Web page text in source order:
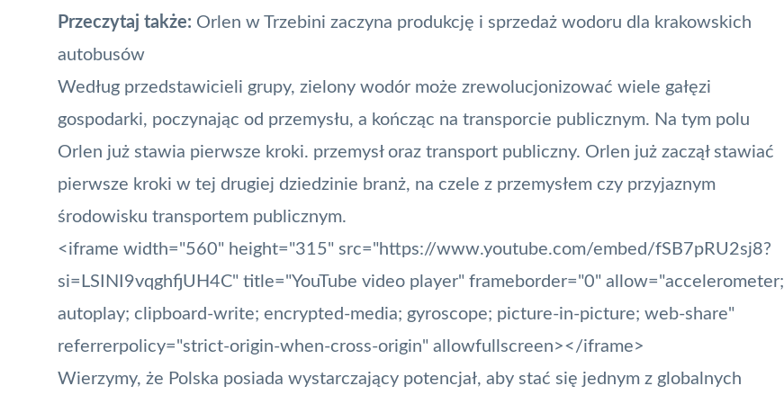
Przeczytaj także: Orlen w Trzebini zaczyna produkcję i sprzedaż wodoru dla krakowskich
autobusów
Według przedstawicieli grupy, zielony wodór może zrewolucjonizować wiele gałęzi
gospodarki, poczynając od przemysłu, a kończąc na transporcie publicznym. Na tym polu
Orlen już stawia pierwsze kroki. przemysł oraz transport publiczny. Orlen już zaczął stawiać
pierwsze kroki w tej drugiej dziedzinie branż, na czele z przemysłem czy przyjaznym
środowisku transportem publicznym.
<iframe width="560" height="315" src="https://www.youtube.com/embed/fSB7pRU2sj8?
si=LSINI9vqghfjUH4C" title="YouTube video player" frameborder="0" allow="accelerometer;
autoplay; clipboard-write; encrypted-media; gyroscope; picture-in-picture; web-share"
referrerpolicy="strict-origin-when-cross-origin" allowfullscreen></iframe>
Wierzymy, że Polska posiada wystarczający potencjał, aby stać się jednym z globalnych